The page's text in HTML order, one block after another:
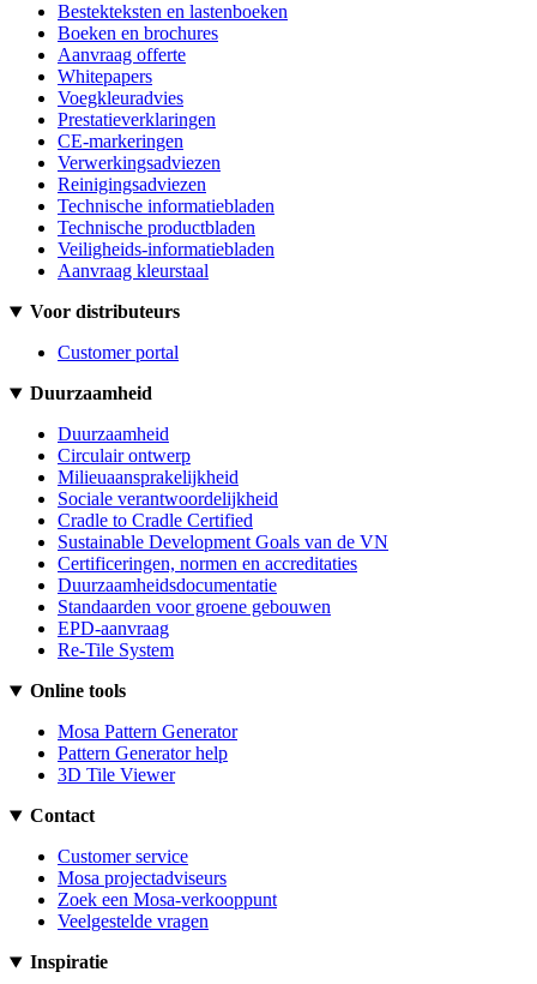
Bestekteksten en lastenboeken
Boeken en brochures
Aanvraag offerte
Whitepapers
Voegkleuradvies
Prestatieverklaringen
CE-markeringen
Verwerkingsadviezen
Reinigingsadviezen
Technische informatiebladen
Technische productbladen
Veiligheids-informatiebladen
Aanvraag kleurstaal
Voor distributeurs
Customer portal
Duurzaamheid
Duurzaamheid
Circulair ontwerp
Milieuaansprakelijkheid
Sociale verantwoordelijkheid
Cradle to Cradle Certified
Sustainable Development Goals van de VN
Certificeringen, normen en accreditaties
Duurzaamheidsdocumentatie
Standaarden voor groene gebouwen
EPD-aanvraag
Re-Tile System
Online tools
Mosa Pattern Generator
Pattern Generator help
3D Tile Viewer
Contact
Customer service
Mosa projectadviseurs
Zoek een Mosa-verkooppunt
Veelgestelde vragen
Inspiratie